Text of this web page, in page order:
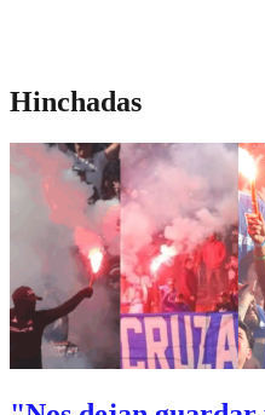
Hinchadas